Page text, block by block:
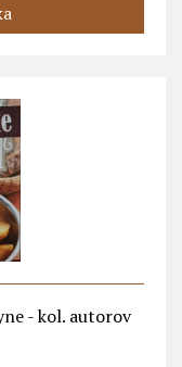
- kol. autorov